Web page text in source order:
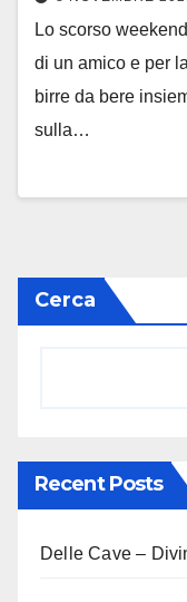
Lo scorso
di un amico e per
birre da bere
sulla…
Cerca
Recent Posts
Delle Cave –